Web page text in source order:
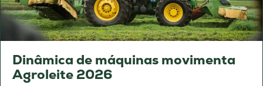
Dinâmica de máquinas movimenta
Agroleite 2026